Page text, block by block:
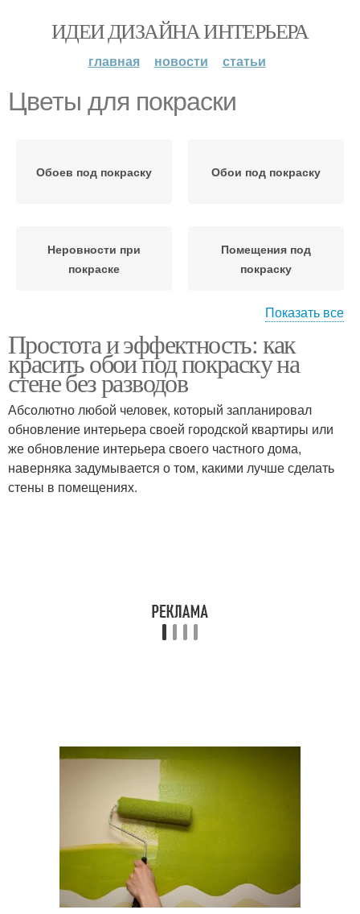
ИДЕИ ДИЗАЙНА ИНТЕРЬЕРА
главная новости статьи
Цветы для покраски
Обоев под покраску Обои под покраску
Неровности при
покраске
Помещения под
покраску
Работы по покраске Крапинки при покраске
Профессиональная
покраска
Краска для покраски
Показать все
Простота и эффектность: как
красить обои под покраску на
стене без разводов
Абсолютно любой человек, который запланировал
обновление интерьера своей городской квартиры или
же обновление интерьера своего частного дома,
наверняка задумывается о том, какими лучше сделать
стены в помещениях.